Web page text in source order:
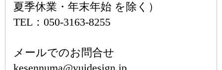
夏季休業・年末年始 を除く）
TEL：050-3163-8255
メールでのお問合せ